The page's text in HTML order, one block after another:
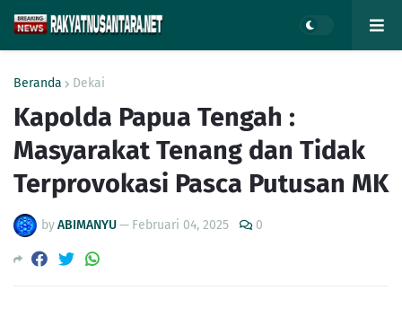
Beranda Dekai
Kapolda Papua Tengah :
Masyarakat Tenang dan Tidak
Terprovokasi Pasca Putusan MK
byABIMANYU— Februari 04, 2025 0